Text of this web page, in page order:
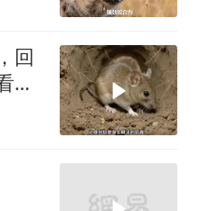
回
平